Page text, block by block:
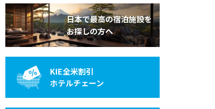
日本で最高の宿泊施設を
お探しの方へ
KIE全米割引
ホテルチェーン